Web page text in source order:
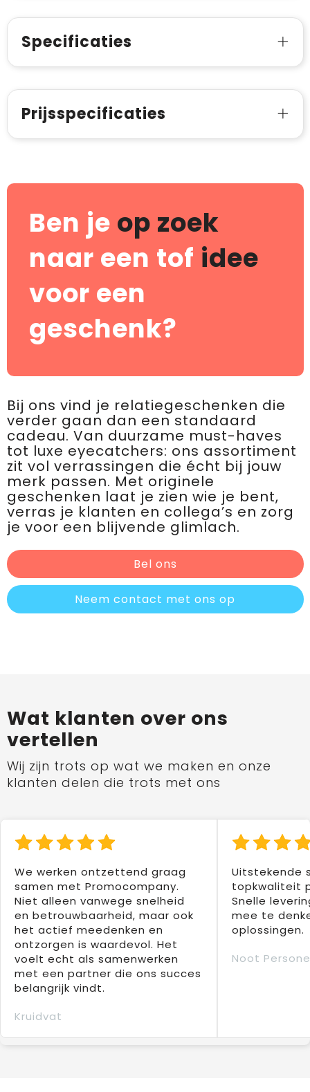
Specificaties
Prijsspecificaties
Ben je op zoek
naar een tof idee
voor een
geschenk?
Bij ons vind je relatiegeschenken die
verder gaan dan een standaard
cadeau. Van duurzame must-haves
tot luxe eyecatchers: ons assortiment
zit vol verrassingen die écht bij jouw
merk passen. Met originele
geschenken laat je zien wie je bent,
verras je klanten en collega’s en zorg
je voor een blijvende glimlach.
Bel ons
Neem contact met ons op
Wat klanten over ons
vertellen
Wij zijn trots op wat we maken en onze
klanten delen die trots met ons
We werken ontzettend graag
samen met Promocompany.
Niet alleen vanwege snelheid
en betrouwbaarheid, maar ook
het actief meedenken en
ontzorgen is waardevol. Het
voelt echt als samenwerken
met een partner die ons succes
belangrijk vindt.
Kruidvat
Uitstekende
topkwaliteit
Snelle
mee te
oplossingen.
Noot